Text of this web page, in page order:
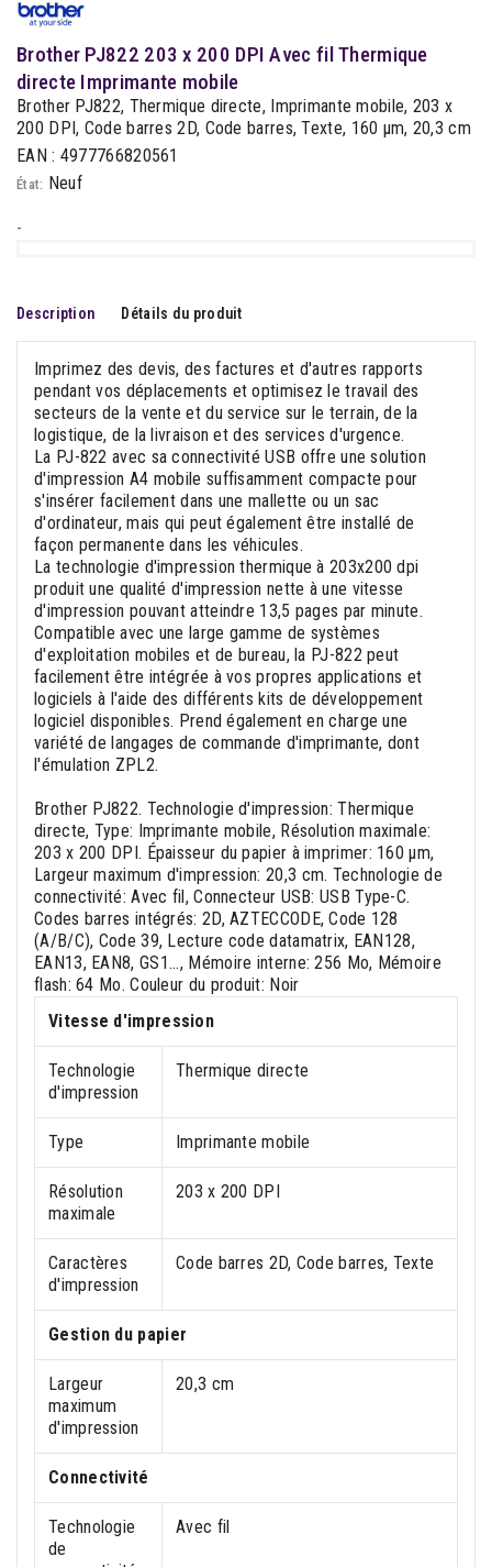
Brother PJ822 203 x 200 DPI Avec fil Thermique
directe Imprimante mobile
Brother PJ822, Thermique directe, Imprimante mobile, 203 x
200 DPI, Code barres 2D, Code barres, Texte, 160 µm, 20,3 cm
EAN : 4977766820561
État: Neuf
-
Description Détails du produit
Imprimez des devis, des factures et d'autres rapports
pendant vos déplacements et optimisez le travail des
secteurs de la vente et du service sur le terrain, de la
logistique, de la livraison et des services d'urgence.
La PJ-822 avec sa connectivité USB offre une solution
d'impression A4 mobile suffisamment compacte pour
s'insérer facilement dans une mallette ou un sac
d'ordinateur, mais qui peut également être installé de
façon permanente dans les véhicules.
La technologie d'impression thermique à 203x200 dpi
produit une qualité d'impression nette à une vitesse
d'impression pouvant atteindre 13,5 pages par minute.
Compatible avec une large gamme de systèmes
d'exploitation mobiles et de bureau, la PJ-822 peut
facilement être intégrée à vos propres applications et
logiciels à l'aide des différents kits de développement
logiciel disponibles. Prend également en charge une
variété de langages de commande d'imprimante, dont
l'émulation ZPL2.
Brother PJ822. Technologie d'impression: Thermique
directe, Type: Imprimante mobile, Résolution maximale:
203 x 200 DPI. Épaisseur du papier à imprimer: 160 µm,
Largeur maximum d'impression: 20,3 cm. Technologie de
connectivité: Avec fil, Connecteur USB: USB Type-C.
Codes barres intégrés: 2D, AZTECCODE, Code 128
(A/B/C), Code 39, Lecture code datamatrix, EAN128,
EAN13, EAN8, GS1..., Mémoire interne: 256 Mo, Mémoire
flash: 64 Mo. Couleur du produit: Noir
Vitesse d'impression
Technologie
d'impression
Thermique directe
Type Imprimante mobile
Résolution
maximale
203 x 200 DPI
Caractères
d'impression
Code barres 2D, Code barres, Texte
Gestion du papier
Largeur
maximum
d'impression
20,3 cm
Connectivité
Technologie
de
Avec fil